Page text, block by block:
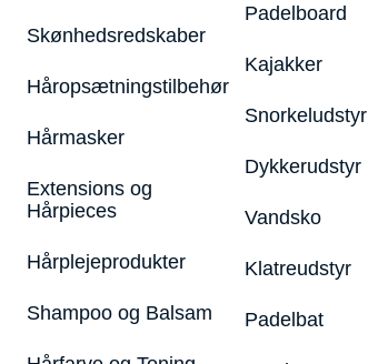
Skønhedsredskaber
Håropsætningstilbehør
Hårmasker
Extensions og
Hårpieces
Hårplejeprodukter
Shampoo og Balsam
Padelboard
Kajakker
Snorkeludstyr
Dykkerudstyr
Vandsko
Klatreudstyr
Padelbat